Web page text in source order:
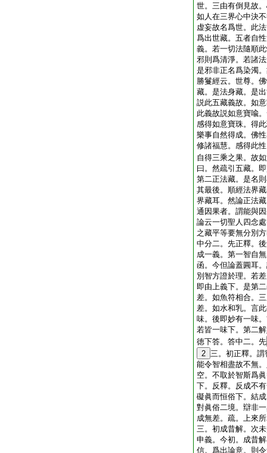
世。三由有倒見故
如人在三界心中決
虚妄故名爲世。此
爲出世藏。五者自
義。若一切法隨順
邪則爲清淨。若諸
是邪非正名爲染濁
勝鬘經云。世尊。
藏。是法身藏。是
説此五藏義故。如
此義故説如意寶喩
感得如意寶珠。得
樂事自然得成。佛
修諸福慧。感得此
自得三乘之果。故
曰。然疏引五藏。
第二正法藏。是名
其最後。順經法界
界藏耳。然論正法
通因果者。謂能與
論云一切聖人四念
之藏平等要無分別
中分二。先正釋。
成一義。第一智自
函。今但論蓋圓耳
別智方證於理。若
即由上義下。是第
差。如魚符相合。
差。如水和乳。言
味。後即妙有一味
若皆一味下。第二
徳下答。答中二。先
2 三。初正釋。
能令智相盡故不無
空。不取於智斯爲
下。反釋。反成不
礙眞而恒俗下。結
對眞俗二境。辯非
成無差。疏。上來
三。初成昔解。次
申義。今初。成昔
信。爲出論意。則